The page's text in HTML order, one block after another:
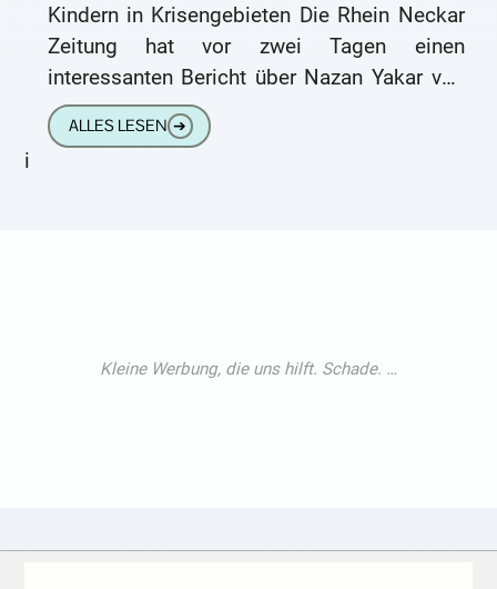
Kindern in Krisengebieten Die Rhein Neckar
Zeitung hat vor zwei Tagen einen
interessanten Bericht über Nazan Yakar von
Hören2 veröffentlicht. Hören2 ist ja unser
Partnerhörakustiker, der uns
ALLES LESEN ➔
i